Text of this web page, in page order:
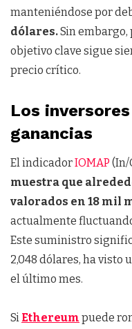
manteniéndose por
dólares.Sin embargo,
objetivo clave sigue
precio crítico.
Los
ganancias
El indicadorIOMAP (In/
muestra que
valorados en 18 mil
actualmente
Este suministro
2,048 dólares, ha
el último mes.
Si Ethereum puede